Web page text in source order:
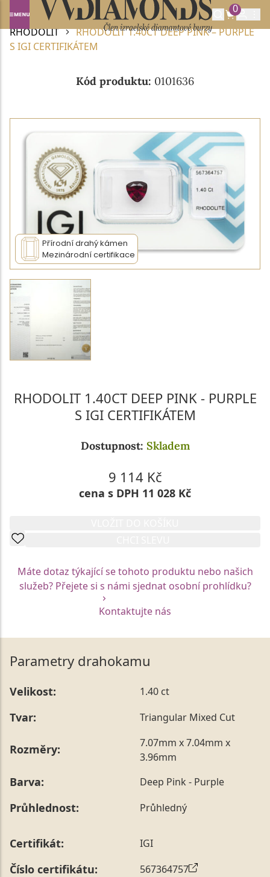
0
Domů
DRAHOKAMY A POLODRAHOKAMY
RHODOLIT
RHODOLIT 1.40CT DEEP PINK – PURPLE
S IGI CERTIFIKÁTEM
Kód produktu: 0101636
Přírodní drahý kámen
Mezinárodní certifikace
RHODOLIT 1.40CT DEEP PINK - PURPLE
S IGI CERTIFIKÁTEM
Dostupnost: Skladem
9 114 Kč
cena s DPH 11 028 Kč
Máte dotaz týkající se tohoto produktu nebo našich
služeb? Přejete si s námi sjednat osobní prohlídku?
Kontaktujte nás
Parametry drahokamu
Velikost: 1.40 ct
Tvar: Triangular Mixed Cut
Rozměry:
7.07mm x 7.04mm x
3.96mm
Barva: Deep Pink - Purple
Průhlednost: Průhledný
Certifikát: IGI
Číslo certifikátu: 567364757